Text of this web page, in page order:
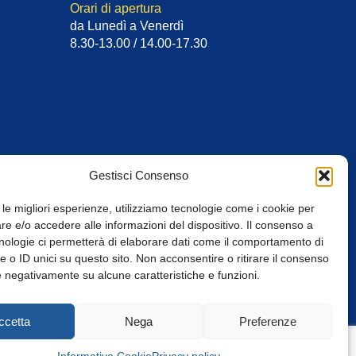
Gestisci Consenso
migliori esperienze, utilizziamo tecnologie come i cookie per
e/o accedere alle informazioni del dispositivo. Il consenso a
ci permetterà di elaborare dati come il comportamento di
o ID unici su questo sito. Non acconsentire o ritirare il consenso
negativamente su alcune caratteristiche e funzioni.
Nega Preferenze
Orari di apertura
da Lunedì a Venerdì
8.30-13.00 / 14.00-17.30